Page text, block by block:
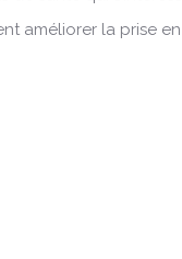
améliorer la prise